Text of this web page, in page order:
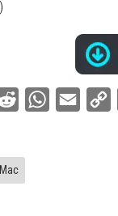
Reddit WhatsApp
Email
Mac